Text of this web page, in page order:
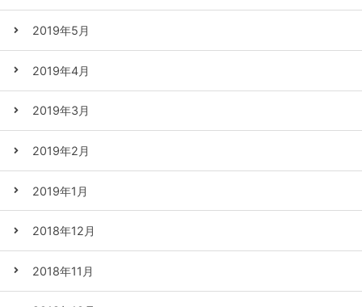
2019年5月
2019年4月
2019年3月
2019年2月
2019年1月
2018年12月
2018年11月